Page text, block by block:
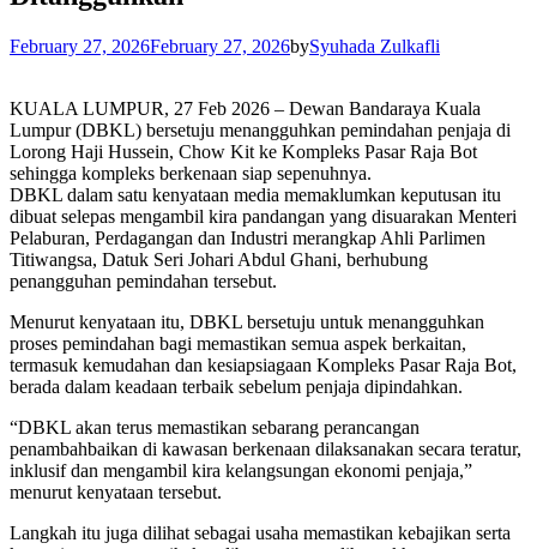
February 27, 2026February 27, 2026bySyuhada Zulkafli
KUALA LUMPUR, 27 Feb 2026 – Dewan Bandaraya Kuala
Lumpur (DBKL) bersetuju menangguhkan pemindahan penjaja di
Lorong Haji Hussein, Chow Kit ke Kompleks Pasar Raja Bot
sehingga kompleks berkenaan siap sepenuhnya.
DBKL dalam satu kenyataan media memaklumkan keputusan itu
dibuat selepas mengambil kira pandangan yang disuarakan Menteri
Pelaburan, Perdagangan dan Industri merangkap Ahli Parlimen
Titiwangsa, Datuk Seri Johari Abdul Ghani, berhubung
penangguhan pemindahan tersebut.
Menurut kenyataan itu, DBKL bersetuju untuk menangguhkan
proses pemindahan bagi memastikan semua aspek berkaitan,
termasuk kemudahan dan kesiapsiagaan Kompleks Pasar Raja Bot,
berada dalam keadaan terbaik sebelum penjaja dipindahkan.
“DBKL akan terus memastikan sebarang perancangan
penambahbaikan di kawasan berkenaan dilaksanakan secara teratur,
inklusif dan mengambil kira kelangsungan ekonomi penjaja,”
menurut kenyataan tersebut.
Langkah itu juga dilihat sebagai usaha memastikan kebajikan serta